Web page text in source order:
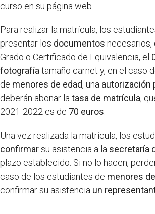
curso en su página web.
Para realizar la matrícula, los
presentar los documentos necesarios,
Grado o Certificado de Equivalencia, el
fotografía tamaño carnet y, en el caso
de menores de edad, una autorización
deberán abonar la tasa de matrícula,
2021-2022 es de 70 euros
Una vez realizada la matrícula, los
confirmarsu asistencia a la secretaría
plazo establecido. Si no lo hacen,
caso de los estudiantes de menores
confirmar su asistencia un